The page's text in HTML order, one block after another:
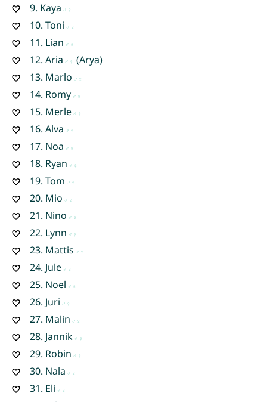
9. Kaya
10. Toni
11. Lian
12. Aria
(Arya)
13. Marlo
14. Romy
15. Merle
16. Alva
17. Noa
18. Ryan
19. Tom
20. Mio
21. Nino
22. Lynn
23. Mattis
24. Jule
25. Noel
26. Juri
27. Malin
28. Jannik
29. Robin
30. Nala
31. Eli